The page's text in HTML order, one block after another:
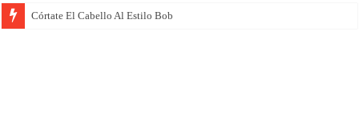
Córtate El Cabello Al Estilo Bob